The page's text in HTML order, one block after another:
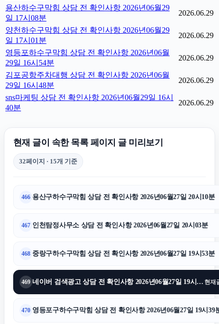
용산하수구막힘 상담 전 확인사항 2026년06월29
일 17시08분
2026.06.29
양천하수구막힘 상담 전 확인사항 2026년06월29
일 17시01분
2026.06.29
영등포하수구막힘 상담 전 확인사항 2026년06월
29일 16시54분
2026.06.29
김포공항주차대행 상담 전 확인사항 2026년06월
29일 16시48분
2026.06.29
sns마케팅 상담 전 확인사항 2026년06월29일 16시
40분
2026.06.29
현재 글이 속한 목록 페이지 글 미리보기
32페이지 · 15개 기준
466 용산구하수구막힘 상담 전 확인사항 2026년06월27일 20시10분
467 인천탐정사무소 상담 전 확인사항 2026년06월27일 20시03분
468 중랑구하수구막힘 상담 전 확인사항 2026년06월27일 19시53분
469 네이버 검색광고 상담 전 확인사항 2026년06월27일 19시47분 현재
470 영등포구하수구막힘 상담 전 확인사항 2026년06월27일 19시39